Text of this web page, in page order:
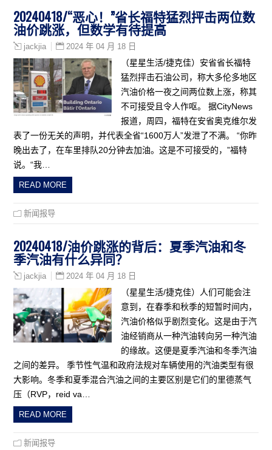
20240418/“恶心！”省长福特猛烈抨击两位数
油价跳涨，但数学有待提高
jackjia 2024 年 04 月 18 日
（星星生活/捷克佳）安省省长福特
猛烈抨击石油公司，称大多伦多地区
汽油价格一夜之间两位数上涨，称其
不可接受且令人作呕。 据CityNews
报道，周四，福特在安省奥克维尔发
表了一份无关的声明，并代表全省“1600万人”发泄了不满。 “你昨
晚出去了，在车里排队20分钟去加油。这是不可接受的，”福特
说。“我…
READ MORE
新闻报导
20240418/油价跳涨的背后：夏季汽油和冬
季汽油有什么异同？
jackjia 2024 年 04 月 18 日
（星星生活/捷克佳）人们可能会注
意到，在春季和秋季的短暂时间内，
汽油价格似乎剧烈变化。这是由于汽
油经销商从一种汽油转向另一种汽油
的缘故。这便是夏季汽油和冬季汽油
之间的差异。 季节性气温和政府法规对车辆使用的汽油类型有很
大影响。冬季和夏季混合汽油之间的主要区别是它们的里德蒸气
压（RVP，reid va…
READ MORE
新闻报导